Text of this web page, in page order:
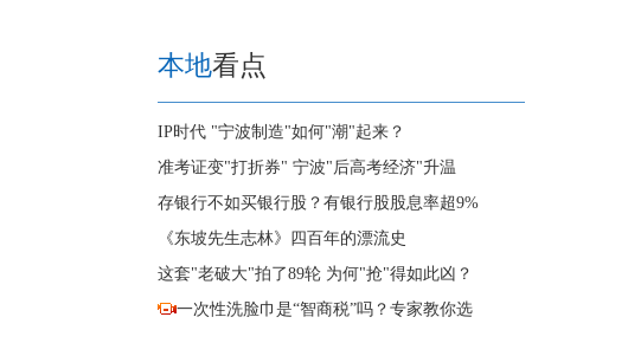
本地看点
IP时代 "宁波制造"如何"潮"起来？
准考证变"打折券" 宁波"后高考经济"升温
存银行不如买银行股？有银行股股息率超9%
《东坡先生志林》四百年的漂流史
这套"老破大"拍了89轮 为何"抢"得如此凶？
一次性洗脸巾是“智商税”吗？专家教你选